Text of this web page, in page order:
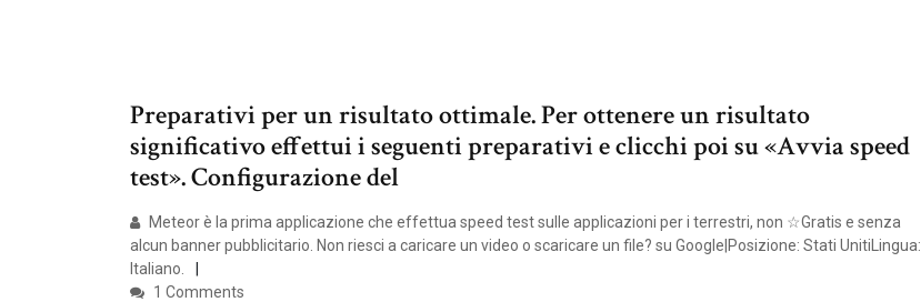
Preparativi per un risultato ottimale. Per ottenere un risultato
significativo effettui i seguenti preparativi e clicchi poi su «Avvia speed
test». Configurazione del
Meteor è la prima applicazione che effettua speed test sulle applicazioni per i terrestri, non ☆Gratis e senza
alcun banner pubblicitario. Non riesci a caricare un video o scaricare un file? su Google|Posizione: Stati UnitiLingua:
Italiano.
1 Comments